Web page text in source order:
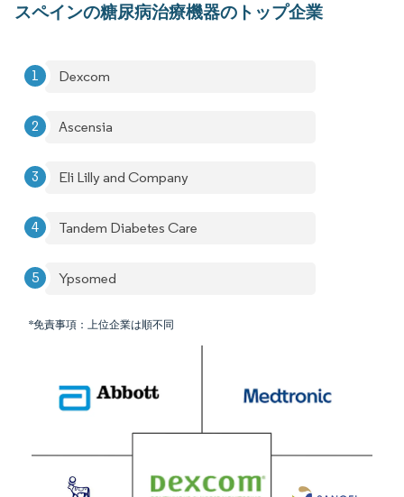
スペインの糖尿病治療機器のトップ企業
Dexcom
Ascensia
Eli Lilly and Company
Tandem Diabetes Care
Ypsomed
*免責事項：上位企業は順不同